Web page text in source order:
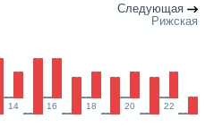
Следующая
Рижская
14 16 18 20 22